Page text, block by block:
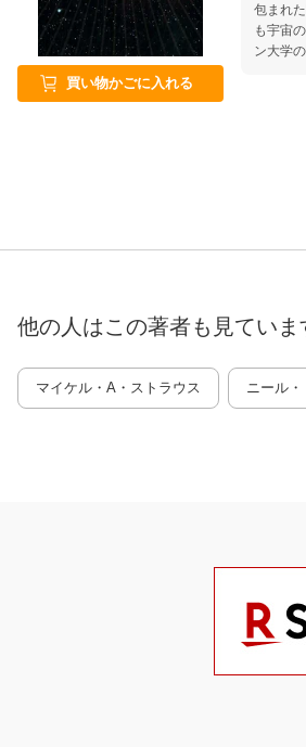
買い物かごに入れる
包まれ
も宇宙
ン大学
他の人はこの著者も見ていま
マイケル・A・ストラウス ニール